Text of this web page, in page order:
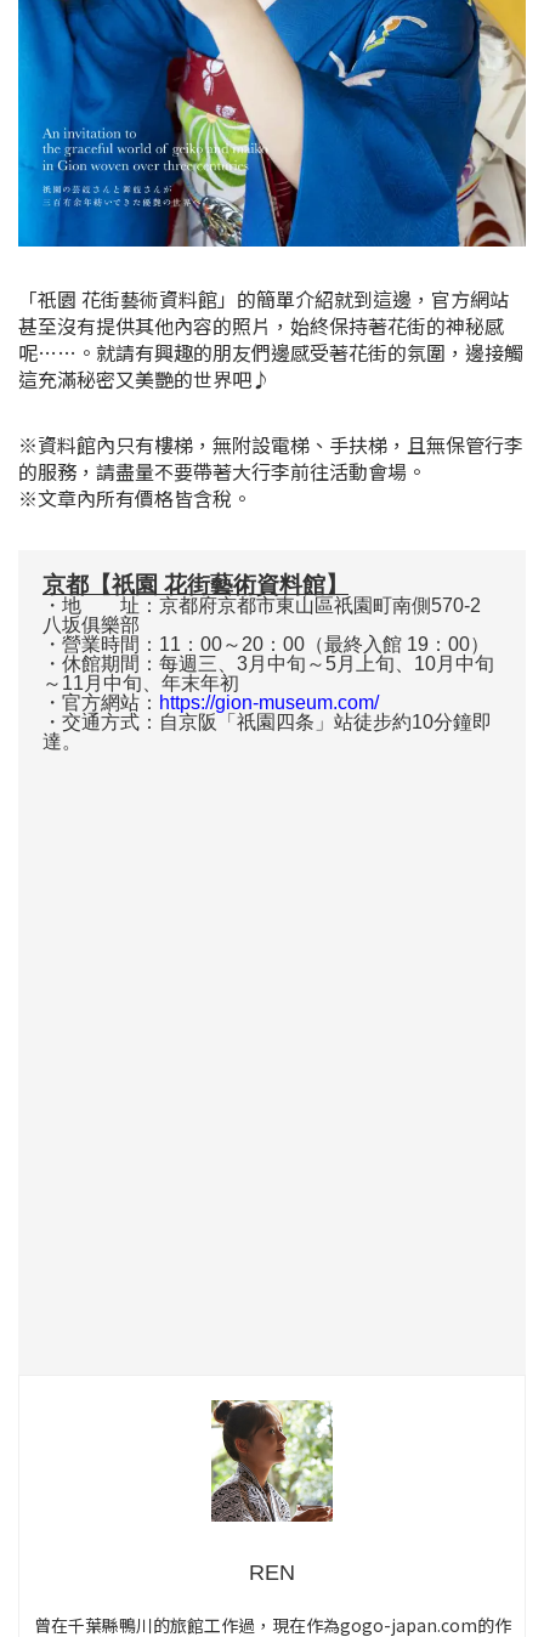
「祇園 花街藝術資料館」的簡單介紹就到這邊，官方網站
甚至沒有提供其他內容的照片，始終保持著花街的神秘感
呢……。就請有興趣的朋友們邊感受著花街的氛圍，邊接觸
這充滿秘密又美艷的世界吧♪
※資料館內只有樓梯，無附設電梯、手扶梯，且無保管行李
的服務，請盡量不要帶著大行李前往活動會場。
※文章內所有價格皆含稅。
京都【祇園 花街藝術資料館】
・地 址：京都府京都市東山區祇園町南側570-2
八坂俱樂部
・營業時間：11：00～20：00（最終入館 19：00）
・休館期間：每週三、3月中旬～5月上旬、10月中旬
～11月中旬、年末年初
・官方網站： https://gion-museum.com/
・交通方式：自京阪「祇園四条」站徒步約10分鐘即
達。
REN
曾在千葉縣鴨川的旅館工作過，現在作為gogo-japan.com的作